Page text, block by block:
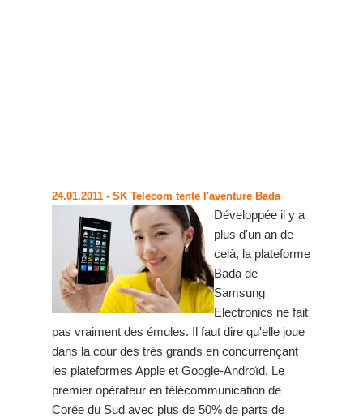
24.01.2011 - SK Telecom tente l'aventure Bada
Développée il y a
plus d'un an de
celà, la plateforme
Bada de
Samsung
Electronics ne fait
pas vraiment des émules. Il faut dire qu'elle joue
dans la cour des très grands en concurrençant
les plateformes Apple et Google-Androïd. Le
premier opérateur en télécommunication de
Corée du Sud avec plus de 50% de parts de